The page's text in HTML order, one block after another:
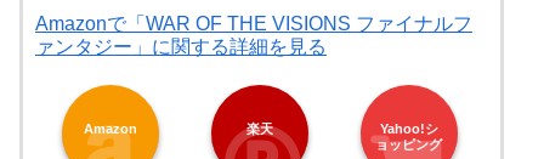
Amazonで「WAR OF THE VISIONS ファイナルフ
ァンタジー」に関する詳細を見る
Amazon 楽天
Yahoo!シ
ョッピング